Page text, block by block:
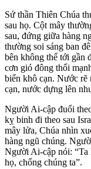
Sứ thần Thiên Chúa
sau họ. Cột mây
sau, đứng giữa hàng
thường soi sáng ban
bên không thể tới gần
cơn gió đông thổi
biển khô cạn. Nước rẽ
cạn, nước dựng lên
Người Ai-cập đuổi
kỵ binh đi theo sau
mây lửa, Chúa nhìn
hàng ngũ chúng.
Người Ai-cập nói: “Ta
họ, chống chúng ta”.